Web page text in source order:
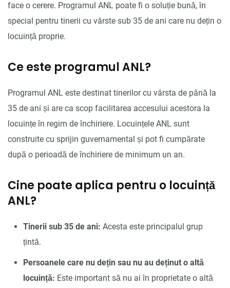
face o cerere. Programul ANL poate fi o soluție bună, în
special pentru tinerii cu vârste sub 35 de ani care nu dețin o
locuință proprie.
Ce este programul ANL?
Programul ANL este destinat tinerilor cu vârsta de până la
35 de ani și are ca scop facilitarea accesului acestora la
locuințe în regim de închiriere. Locuințele ANL sunt
construite cu sprijin guvernamental și pot fi cumpărate
după o perioadă de închiriere de minimum un an.
Cine poate aplica pentru o locuință
ANL?
Tinerii sub 35 de ani: Acesta este principalul grup
țintă.
Persoanele care nu dețin sau nu au deținut o altă
locuință: Este important să nu ai în proprietate o altă